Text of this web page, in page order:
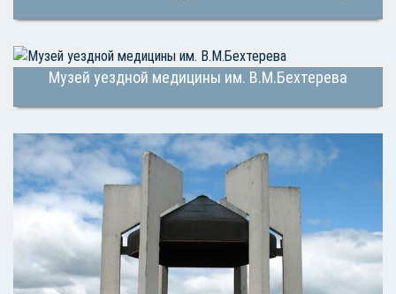
Музей уездной медицины им. В.М.Бехтерева